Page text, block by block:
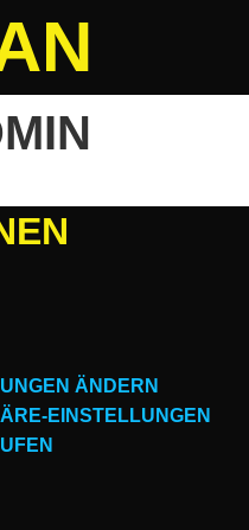
ÄNDERN
EINSTELLUNGEN